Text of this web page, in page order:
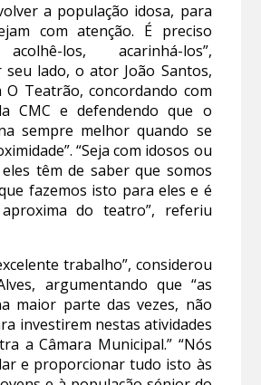
a população idosa, para
com atenção. É preciso
los, acarinhá-los”,
lado, o ator João Santos,
O Teatrão, concordando com
CMC e defendendo que o
sempre melhor quando se
“Seja com idosos ou
têm de saber que somos
fazemos isto para eles e é
do teatro”, referiu
trabalho”, considerou
argumentando que “as
maior parte das vezes, não
investirem nestas atividades
a Câmara Municipal.” “Nós
e proporcionar tudo isto às